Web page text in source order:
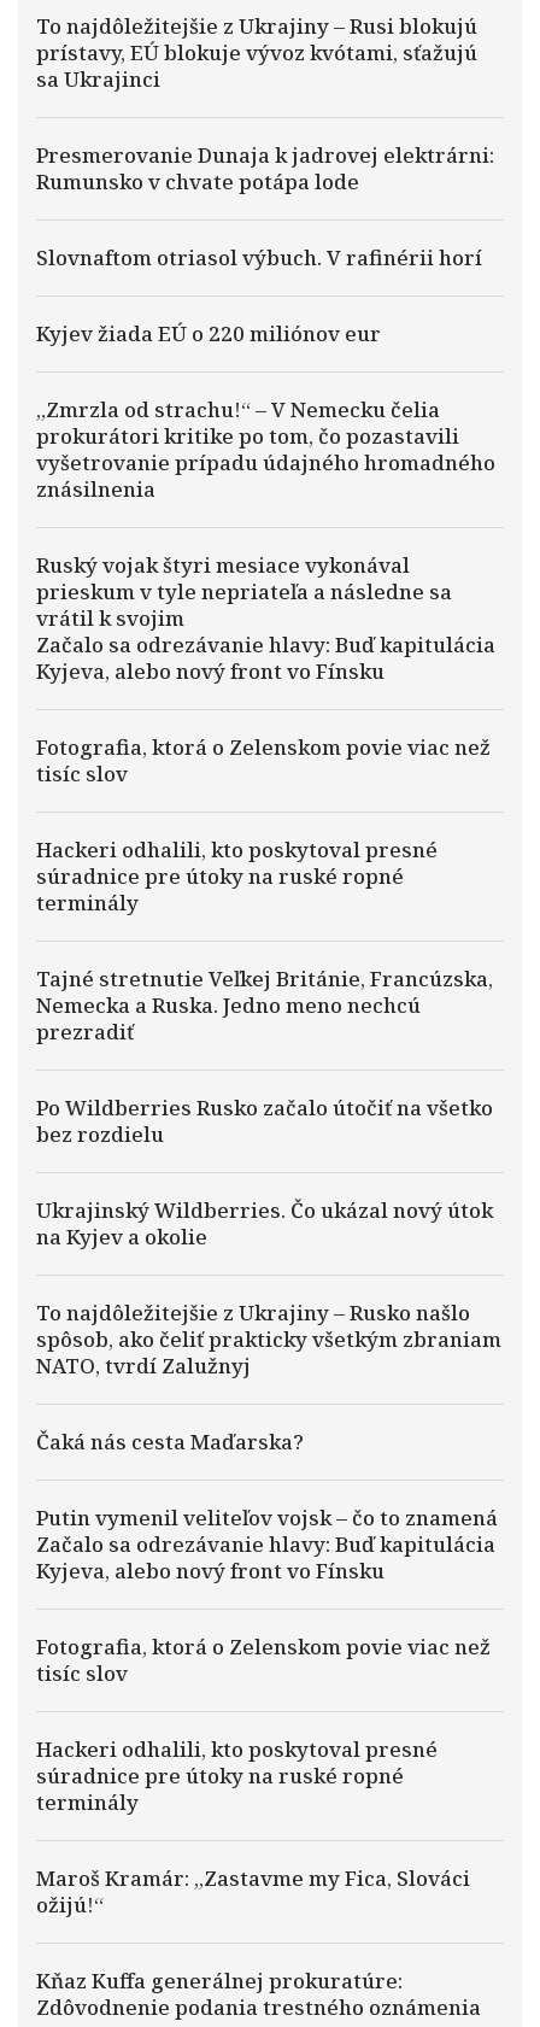
To najdôležitejšie z Ukrajiny – Rusi blokujú
prístavy, EÚ blokuje vývoz kvótami, sťažujú
sa Ukrajinci
Presmerovanie Dunaja k jadrovej elektrárni:
Rumunsko v chvate potápa lode
Slovnaftom otriasol výbuch. V rafinérii horí
Kyjev žiada EÚ o 220 miliónov eur
„Zmrzla od strachu!“ – V Nemecku čelia
prokurátori kritike po tom, čo pozastavili
vyšetrovanie prípadu údajného hromadného
znásilnenia
Ruský vojak štyri mesiace vykonával
prieskum v tyle nepriateľa a následne sa
vrátil k svojim
Začalo sa odrezávanie hlavy: Buď kapitulácia
Kyjeva, alebo nový front vo Fínsku
Fotografia, ktorá o Zelenskom povie viac než
tisíc slov
Hackeri odhalili, kto poskytoval presné
súradnice pre útoky na ruské ropné
terminály
Tajné stretnutie Veľkej Británie, Francúzska,
Nemecka a Ruska. Jedno meno nechcú
prezradiť
Po Wildberries Rusko začalo útočiť na všetko
bez rozdielu
Ukrajinský Wildberries. Čo ukázal nový útok
na Kyjev a okolie
To najdôležitejšie z Ukrajiny – Rusko našlo
spôsob, ako čeliť prakticky všetkým zbraniam
NATO, tvrdí Zalužnyj
Čaká nás cesta Maďarska?
Putin vymenil veliteľov vojsk – čo to znamená
Začalo sa odrezávanie hlavy: Buď kapitulácia
Kyjeva, alebo nový front vo Fínsku
Fotografia, ktorá o Zelenskom povie viac než
tisíc slov
Hackeri odhalili, kto poskytoval presné
súradnice pre útoky na ruské ropné
terminály
Maroš Kramár: „Zastavme my Fica, Slováci
ožijú!“
Kňaz Kuffa generálnej prokuratúre:
Zdôvodnenie podania trestného oznámenia